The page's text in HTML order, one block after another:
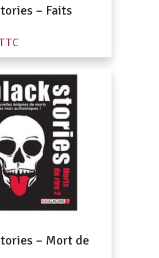
– Faits
– Mort de